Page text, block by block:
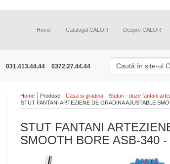
Home Catalogul CALOR Despre CALOR
031.413.44.44 0372.27.44.44
Home Produse Casa si gradina
Stuturi - duze fantani
STUT FANTANI ARTEZIENE DE GRADINA AJUSTABLE
STUT FANTANI
SMOOTH BORE ASB-340 -